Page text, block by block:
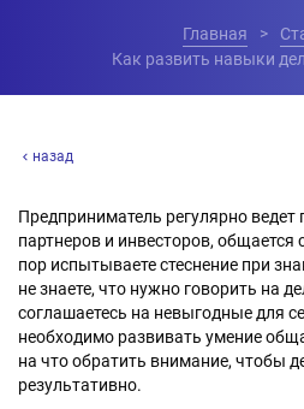
Главная
Как развить навыки
назад
Предприниматель регулярно
партнеров и инвесторов,
пор испытываете стеснение при
не знаете, что нужно говорить на
соглашаетесь на невыгодные для
необходимо развивать умение
на что обратить внимание, чтобы
результативно.